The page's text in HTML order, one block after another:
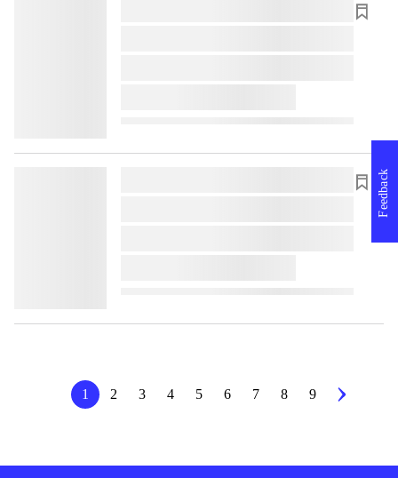
lorem ipsum dolor sit amet ...
lorem ipsum dolor sit amet ...
lorem ipsum dolor sit amet ...
lorem ipsum dolor sit amet ...
1 2 3 4 5 6 7 8 9
Feedback